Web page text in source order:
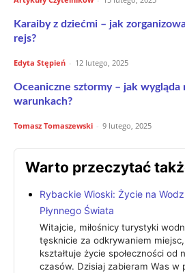
Karaiby z dziećmi – jak
rejs?
Edyta Stępień - 12 lutego, 2025
Oceaniczne sztormy – jak
warunkach?
Tomasz Tomaszewski - 9 lutego, 2025
Warto przeczytać
Rybackie Wioski: Życie na
Płynnego Świata
Witajcie, miłośnicy turystyki
tęsknicie za odkrywaniem
kształtuje życie społeczności od
czasów. Dzisiaj zabieram Was w